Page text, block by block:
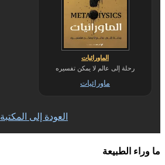
الماورائيات
رحلة إلى عالم لا يمكن تفسيره
ماورائيات
العودة إلى المكتبة
ما وراء الطبيعة